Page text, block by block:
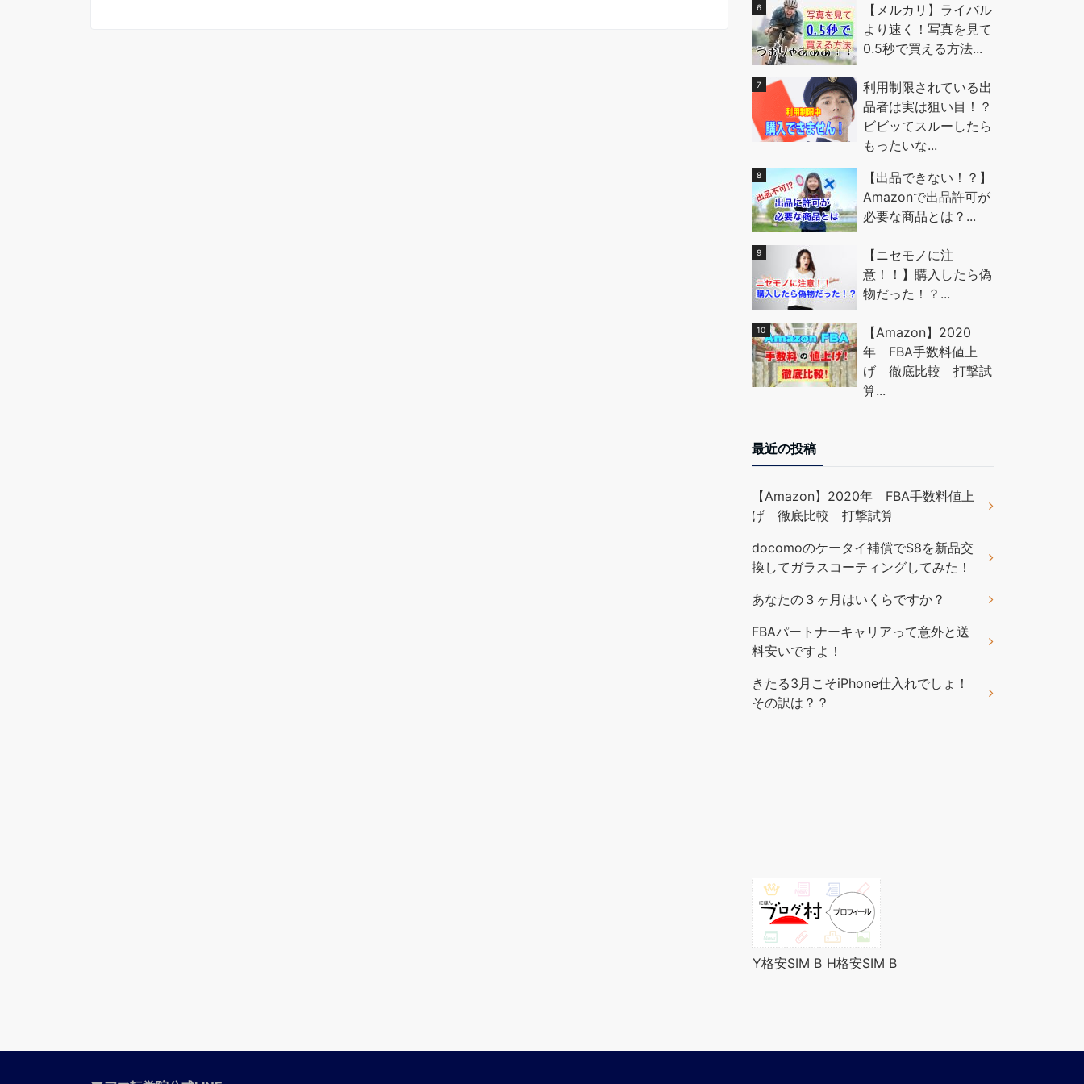
【メルカリ】ライバル
より速く！写真を見て
0.5秒で買える方法...
利用制限されている出
品者は実は狙い目！？
ビビッてスルーしたら
もったいな...
【出品できない！？】
Amazonで出品許可が
必要な商品とは？...
【ニセモノに注
意！！】購入したら偽
物だった！？...
【Amazon】2020
年 FBA手数料値上
げ 徹底比較 打撃試
算...
最近の投稿
【Amazon】2020年 FBA手数料値上
げ 徹底比較 打撃試算
docomoのケータイ補償でS8を新品交
換してガラスコーティングしてみた！
あなたの３ヶ月はいくらですか？
FBAパートナーキャリアって意外と送
料安いですよ！
きたる3月こそiPhone仕入れでしょ！
その訳は？？
Y格安SIM B H格安SIM B